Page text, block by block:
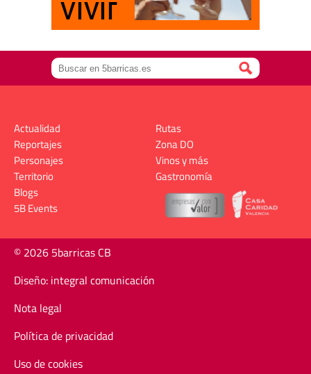
Actualidad
Reportajes
Personajes
Territorio
Rutas
Zona DO
Vinos y más
Gastronomía
Blogs
5B Events
© 2026 5barricas CB
Diseño: integral comunicación
Nota legal
Política de privacidad
Uso de cookies